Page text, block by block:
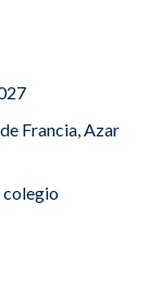
Francia, Azar
colegio